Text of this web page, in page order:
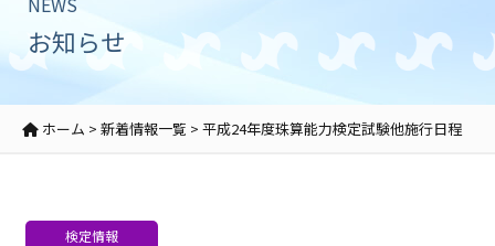
お知らせ
ホーム > 新着情報一覧 > 平成24年度珠算能力検定試験他施行日程
検定情報